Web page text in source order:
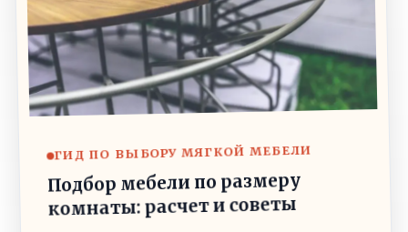
ГИД ПО ВЫБОРУ МЯГКОЙ МЕБЕЛИ
Подбор мебели по размеру
комнаты: расчет и советы